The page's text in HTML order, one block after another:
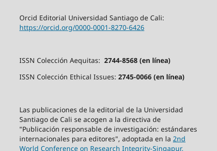
Orcid Editorial Universidad Santiago de Cali:
https://orcid.org/0000-0001-8270-6426
ISSN Colección Aequitas: 2744-8568 (en línea)
ISSN Colección Ethical Issues: 2745-0066 (en línea)
Las publicaciones de la editorial de la Universidad
Santiago de Cali se acogen a la directiva de
"Publicación responsable de investigación: estándares
internacionales para editores", adoptada en la 2nd
World Conference on Research Integrity-Singapur,